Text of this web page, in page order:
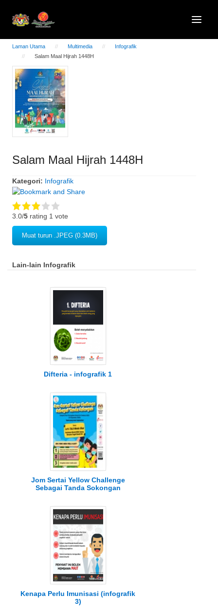
Laman Utama Multimedia
Infografik
Salam Maal Hijrah 1448H
Salam Maal Hijrah 1448H
Kategori: Infografik
3.0/5 rating 1 vote
Muat turun .JPEG (0.3MB)
Lain-lain Infografik
Difteria - infografik 1
Jom Sertai Yellow Challenge
Sebagai Tanda Sokongan
Kenapa Perlu Imunisasi (infografik
3)